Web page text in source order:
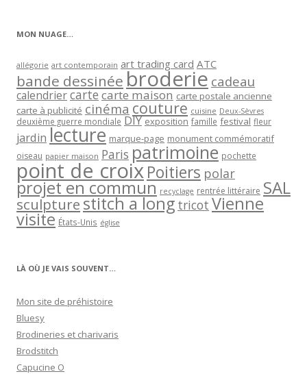
MON NUAGE…
allégorie art contemporain art trading card ATC
bande dessinée broderie cadeau
calendriercartecarte maison carte postale ancienne
carte à publicité cinéma couture cuisine Deux-Sèvres
deuxième guerre mondiale DIY exposition famille festival fleur
jardin lecture marque-page monument commémoratif
oiseau papier maison Paris patrimoine pochette
point de croixPoitiers polar
projet en commun recyclage rentrée littéraire SAL
sculpturestitch a long tricot Vienne
visite États-Unis église
LÀ OÙ JE VAIS SOUVENT…
Mon site de préhistoire
Bluesy
Brodineries et charivaris
Brodstitch
Capucine O